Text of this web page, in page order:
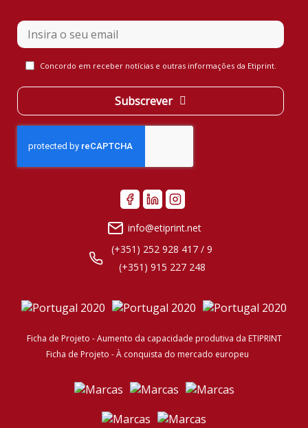
YourConcordo em receber notícias e outras informações da Etiprint.
Subscrever
info@etiprint.net
(+351) 252 928 417 / 9
(+351) 915 227 248
Ficha de Projeto - Aumento da capacidade produtiva da ETIPRINT
Ficha de Projeto - À conquista do mercado europeu